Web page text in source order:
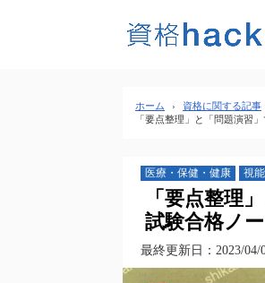
ホーム › 資格に関する記事
「要点整理」と「問題演習
医療・保健・健康 視
「要点整理
試験合格ノ
最終更新日：2023/04/